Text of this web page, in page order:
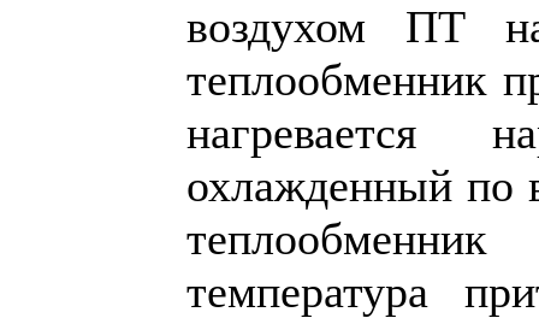
воздухом ПТ
теплообменник
нагревается
охлажденный по
температура